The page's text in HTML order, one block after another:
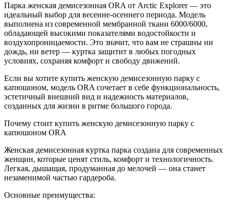
Парка женская демисезонная ORA от Arctic Explorer — это
идеальный выбор для весенне-осеннего периода. Модель
выполнена из современной мембранной ткани 6000/6000,
обладающей высокими показателями водостойкости и
воздухопроницаемости. Это значит, что вам не страшны ни
дождь, ни ветер — куртка защитит в любых погодных
условиях, сохраняя комфорт и свободу движений.
Если вы хотите купить женскую демисезонную парку с
капюшоном, модель ORA сочетает в себе функциональность,
эстетичный внешний вид и надежность материалов,
созданных для жизни в ритме большого города.
Почему стоит купить женскую демисезонную парку с
капюшоном ORA
Женская демисезонная куртка парка создана для современных
женщин, которые ценят стиль, комфорт и технологичность.
Легкая, дышащая, продуманная до мелочей — она станет
незаменимой частью гардероба.
Основные преимущества: